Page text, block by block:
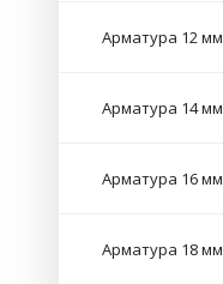
Арматура 12 мм
Арматура 14 мм
Арматура 16 мм
Арматура 18 мм